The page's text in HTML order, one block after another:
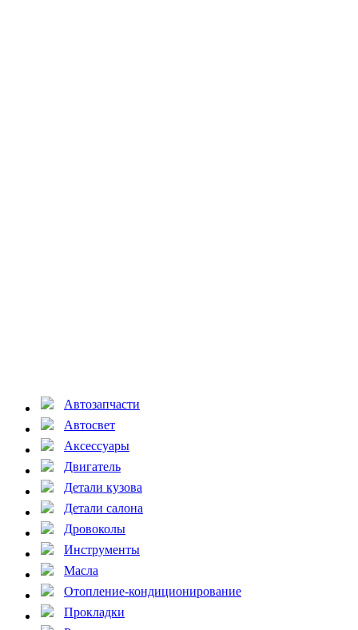
Автозапчасти
Автосвет
Аксессуары
Двигатель
Детали кузова
Детали салона
Дровоколы
Инструменты
Масла
Отопление-кондиционирование
Прокладки